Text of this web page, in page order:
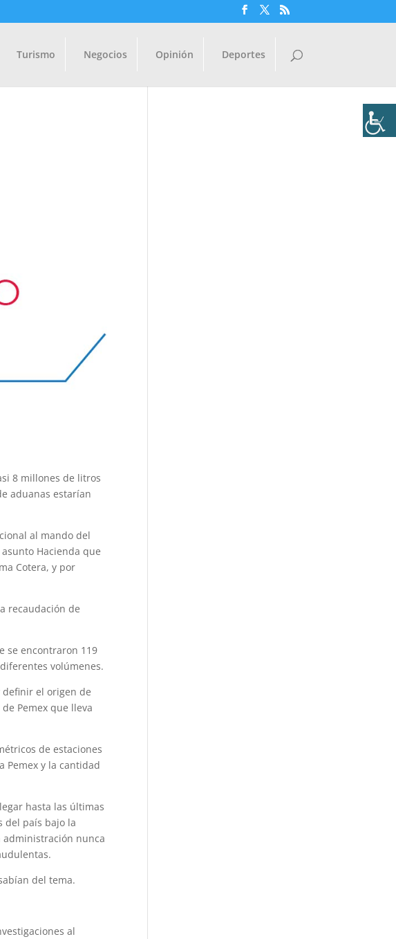
Turismo Negocios Opinión Deportes
8 millones de litros
aduanas estarían
al mando del
Hacienda que
Cotera, y por
recaudación de
se encontraron 119
volúmenes.
definir el origen de
Pemex que lleva
de estaciones
Pemex y la cantidad
hasta las últimas
del país bajo la
administración nunca
del tema.
al